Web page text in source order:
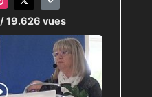
/ 19.626 vues